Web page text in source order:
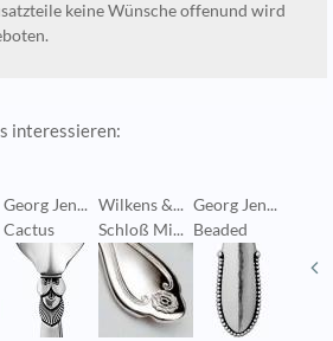
keine Wünsche offenund wird
interessieren:
Georg Jen...
Cactus
Wilkens &...
Schloß Mi...
Georg Jen...
Beaded